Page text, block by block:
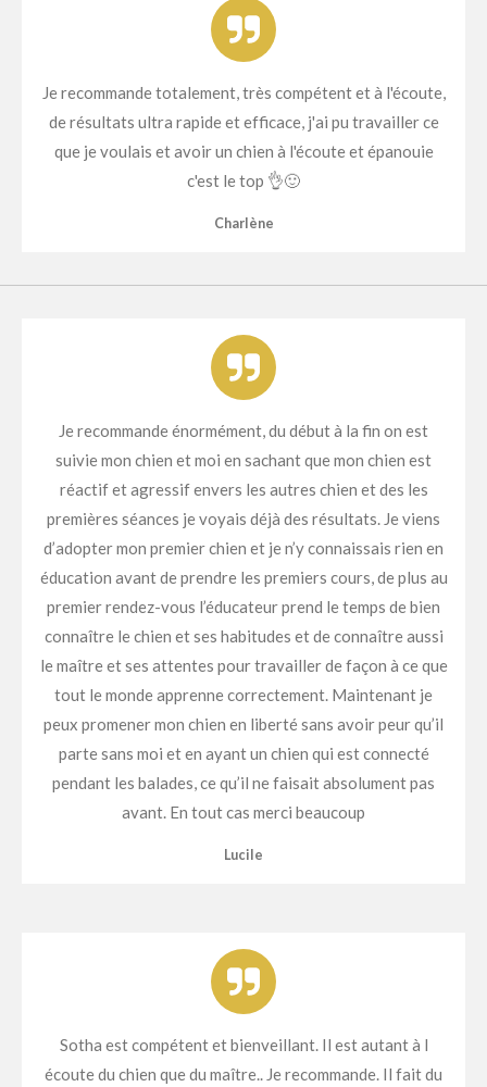
Je recommande totalement, très compétent et à l'écoute,
de résultats ultra rapide et efficace, j'ai pu travailler ce
que je voulais et avoir un chien à l'écoute et épanouie
c'est le top 👌🙂
Charlène
Je recommande énormément, du début à la fin on est
suivie mon chien et moi en sachant que mon chien est
réactif et agressif envers les autres chien et des les
premières séances je voyais déjà des résultats. Je viens
d’adopter mon premier chien et je n’y connaissais rien en
éducation avant de prendre les premiers cours, de plus au
premier rendez-vous l’éducateur prend le temps de bien
connaître le chien et ses habitudes et de connaître aussi
le maître et ses attentes pour travailler de façon à ce que
tout le monde apprenne correctement. Maintenant je
peux promener mon chien en liberté sans avoir peur qu’il
parte sans moi et en ayant un chien qui est connecté
pendant les balades, ce qu’il ne faisait absolument pas
avant. En tout cas merci beaucoup
Lucile
Sotha est compétent et bienveillant. Il est autant à l
écoute du chien que du maître.. Je recommande. Il fait du